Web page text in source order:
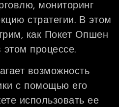
мониторинг
стратегии. В этом
как Покет Опшен
процессе.
возможность
с помощью его
использовать ее